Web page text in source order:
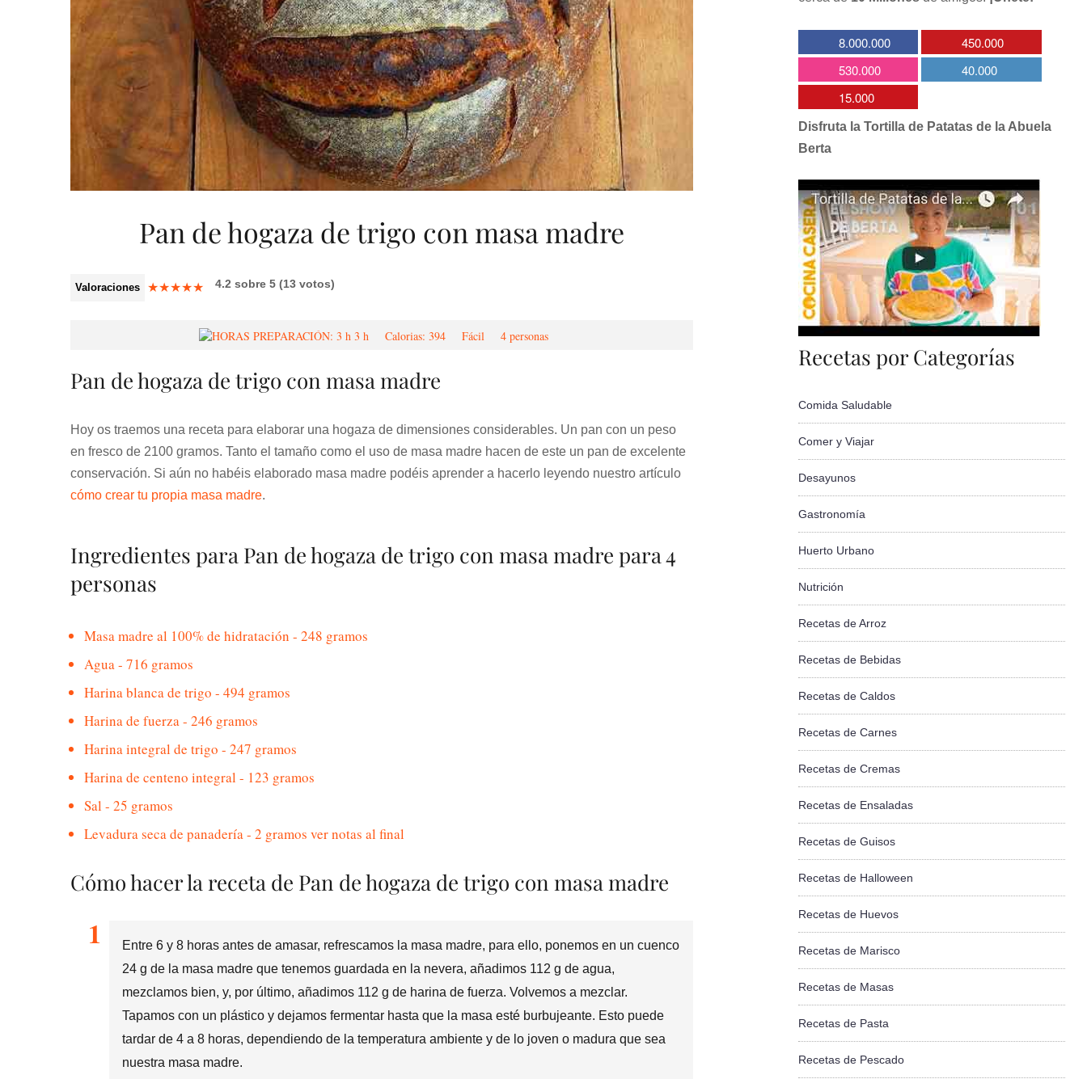
Pan de hogaza de trigo con masa madre
Valoraciones ★★★★★ 4.2 sobre 5 (13 votos)
3 h Calorias: 394 Fácil 4 personas
Pan de hogaza de trigo con masa madre
Hoy os traemos una receta para elaborar una hogaza de dimensiones considerables. Un pan con un peso
en fresco de 2100 gramos. Tanto el tamaño como el uso de masa madre hacen de este un pan de excelente
conservación. Si aún no habéis elaborado masa madre podéis aprender a hacerlo leyendo nuestro artículo
cómo crear tu propia masa madre.
Ingredientes para Pan de hogaza de trigo con masa madre para 4
personas
Masa madre al 100% de hidratación - 248 gramos
Agua - 716 gramos
Harina blanca de trigo - 494 gramos
Harina de fuerza - 246 gramos
Harina integral de trigo - 247 gramos
Harina de centeno integral - 123 gramos
Sal - 25 gramos
Levadura seca de panadería - 2 gramos ver notas al final
Cómo hacer la receta de Pan de hogaza de trigo con masa madre
Entre 6 y 8 horas antes de amasar, refrescamos la masa madre, para ello, ponemos en un cuenco
24 g de la masa madre que tenemos guardada en la nevera, añadimos 112 g de agua,
mezclamos bien, y, por último, añadimos 112 g de harina de fuerza. Volvemos a mezclar.
Tapamos con un plástico y dejamos fermentar hasta que la masa esté burbujeante. Esto puede
tardar de 4 a 8 horas, dependiendo de la temperatura ambiente y de lo joven o madura que sea
nuestra masa madre.
8.000.000
450.000
530.000
40.000
15.000
Disfruta la Tortilla de Patatas de la Abuela
Berta
Recetas por Categorías
Comida Saludable
Comer y Viajar
Desayunos
Gastronomía
Huerto Urbano
Nutrición
Recetas de Arroz
Recetas de Bebidas
Recetas de Caldos
Recetas de Carnes
Recetas de Cremas
Recetas de Ensaladas
Recetas de Guisos
Recetas de Halloween
Recetas de Huevos
Recetas de Marisco
Recetas de Masas
Recetas de Pasta
Recetas de Pescado